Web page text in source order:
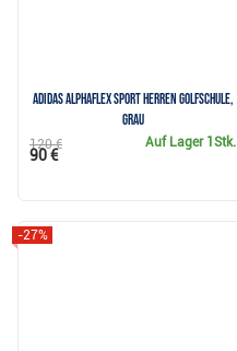
Adidas Alphaflex Sport Herren Golfschule,
grau
Auf Lager 1Stk.
120 €
90 €
-27%